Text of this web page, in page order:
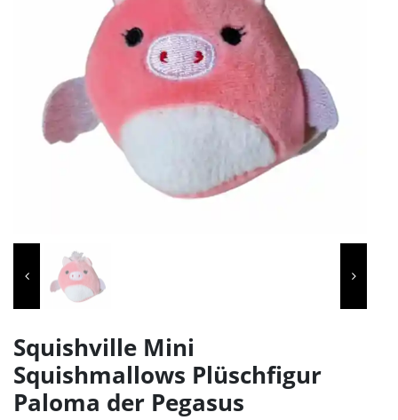
Squishville Mini
Squishmallows Plüschfigur
Paloma der Pegasus